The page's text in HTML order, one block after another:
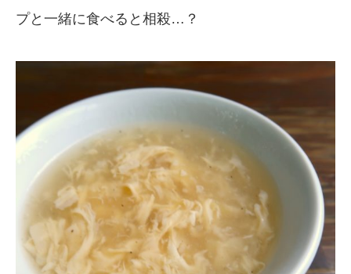
プと一緒に食べると相殺…？